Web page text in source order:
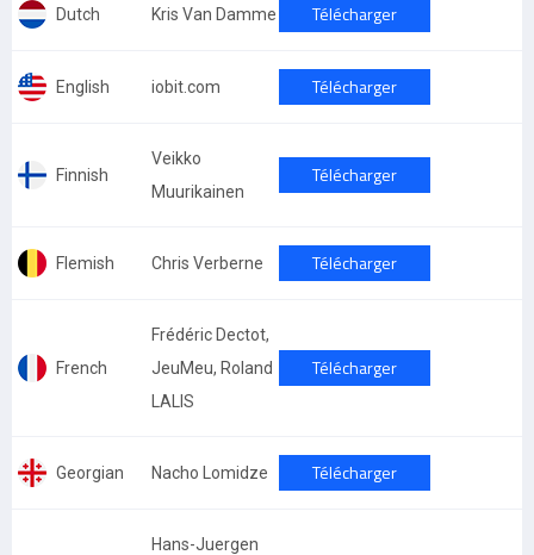
Dutch Kris Van Damme Télécharger
English iobit.com Télécharger
Finnish
Veikko
Muurikainen
Télécharger
Flemish Chris Verberne Télécharger
French
Frédéric Dectot,
JeuMeu, Roland
LALIS
Télécharger
Georgian Nacho Lomidze Télécharger
Hans-Juergen